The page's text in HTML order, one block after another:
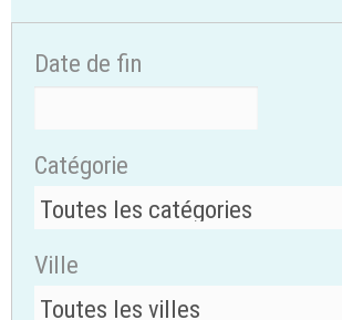
Date de fin
Catégorie
Ville